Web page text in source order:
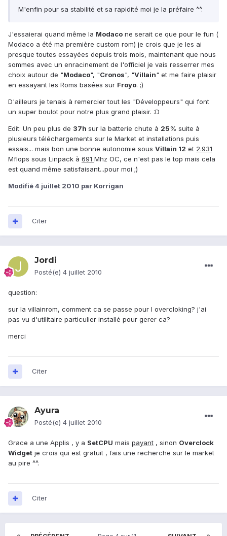
M'enfin pour sa stabilité et sa rapidité moi je la préfaire ^^.
J'essaierai quand même la Modaco ne serait ce que pour le fun (
Modaco a été ma première custom rom) je crois que je les ai
presque toutes essayées depuis trois mois, maintenant que nous
sommes avec un enracinement de l'officiel je vais resserrer mes
choix autour de "Modaco", "Cronos", "Villain" et me faire plaisir
en essayant les Roms basées sur Froyo. ;)
D'ailleurs je tenais à remercier tout les "Développeurs" qui font
un super boulot pour notre plus grand plaisir. :D
Edit: Un peu plus de 37h sur la batterie chute à 25% suite à
plusieurs téléchargements sur le Market et installations puis
essais... mais bon une bonne autonomie sous Villain 12 et 2.931
Mflops sous Linpack à 691 Mhz OC, ce n'est pas le top mais cela
est quand même satisfaisant...pour moi ;)
Modifié4 juillet 2010 par Korrigan
Citer
Jordi
Posté(e) 4 juillet 2010
question:
sur la villainrom, comment ca se passe pour l overcloking? j'ai
pas vu d'utilitaire particulier installé pour gerer ca?
merci
Citer
Ayura
Posté(e) 4 juillet 2010
Grace a une Applis , y a SetCPU mais payant , sinon Overclock
Widget je crois qui est gratuit , fais une recherche sur le market
au pire ^^.
Citer